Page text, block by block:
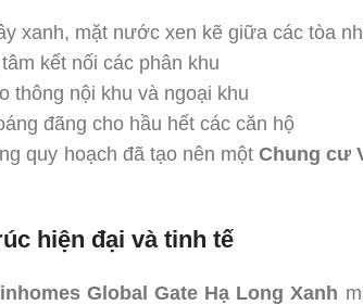
xanh, mặt nước xen kẽ giữa các tòa
kết nối các phân khu
thông nội khu và ngoại khu
đãng cho hầu hết các căn hộ
quy hoạch đã tạo nên mộtChung cư
hiện đại và tinh tế
Global Gate Hạ Long Xanh